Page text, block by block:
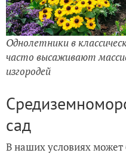
Однолетники в
часто высаживают
изгородей
сад
В наших условиях может